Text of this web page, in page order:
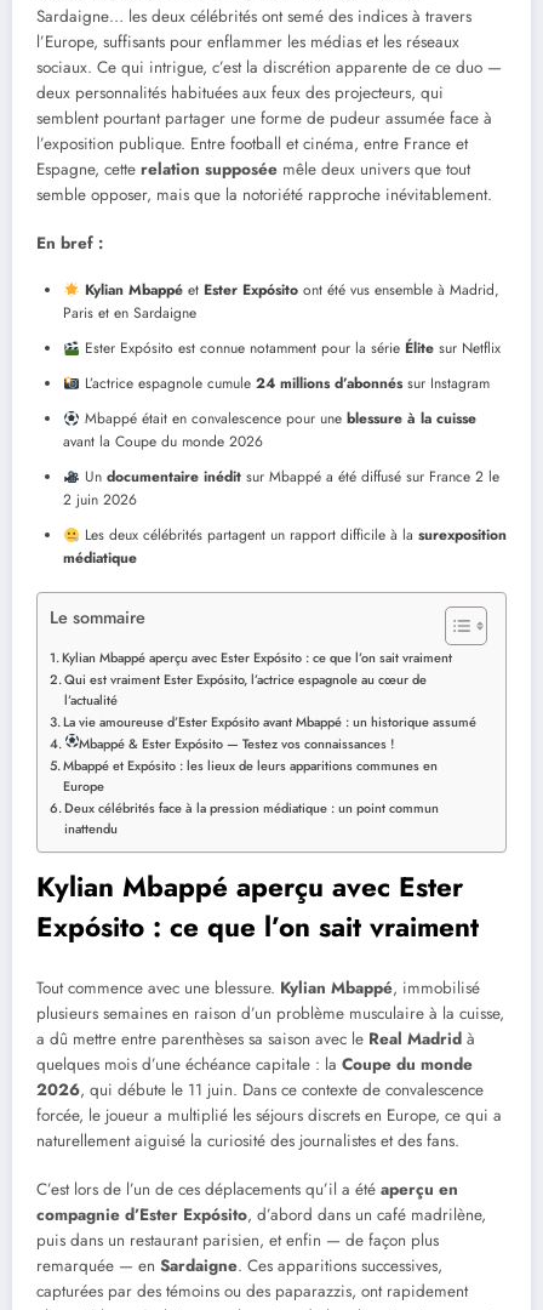
Sardaigne… les deux célébrités ont semé des indices à travers
l’Europe, suffisants pour enflammer les médias et les réseaux
sociaux. Ce qui intrigue, c’est la discrétion apparente de ce duo —
deux personnalités habituées aux feux des projecteurs, qui
semblent pourtant partager une forme de pudeur assumée face à
l’exposition publique. Entre football et cinéma, entre France et
Espagne, cette relation supposée mêle deux univers que tout
semble opposer, mais que la notoriété rapproche inévitablement.
En bref :
Kylian Mbappéet Ester Expósitoont été vus ensemble à Madrid,
Paris et en Sardaigne
Ester Expósito est connue notamment pour la série Élitesur Netflix
L’actrice espagnole cumule 24 millions d’abonnéssur Instagram
Mbappé était en convalescence pour une blessure à la cuisse
avant la Coupe du monde 2026
Un documentaire inéditsur Mbappé a été diffusé sur France 2 le
2 juin 2026
Les deux célébrités partagent un rapport difficile à la surexposition
médiatique
Le sommaire
Kylian Mbappé aperçu avec Ester Expósito : ce que l’on sait vraiment
Qui est vraiment Ester Expósito, l’actrice espagnole au cœur de
l’actualité
La vie amoureuse d’Ester Expósito avant Mbappé : un historique assumé
Mbappé & Ester Expósito — Testez vos connaissances !
Mbappé et Expósito : les lieux de leurs apparitions communes en
Europe
Deux célébrités face à la pression médiatique : un point commun
inattendu
Kylian Mbappé aperçu avec Ester
Expósito : ce que l’on sait vraiment
Tout commence avec une blessure. Kylian Mbappé, immobilisé
plusieurs semaines en raison d’un problème musculaire à la cuisse,
a dû mettre entre parenthèses sa saison avec le Real Madrid à
quelques mois d’une échéance capitale : la Coupe du monde
2026, qui débute le 11 juin. Dans ce contexte de convalescence
forcée, le joueur a multiplié les séjours discrets en Europe, ce qui a
naturellement aiguisé la curiosité des journalistes et des fans.
C’est lors de l’un de ces déplacements qu’il a été aperçu en
compagnie d’Ester Expósito, d’abord dans un café madrilène,
puis dans un restaurant parisien, et enfin — de façon plus
remarquée — en Sardaigne. Ces apparitions successives,
capturées par des témoins ou des paparazzis, ont rapidement